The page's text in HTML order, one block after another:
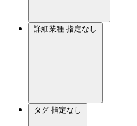
詳細業種 指定なし
タグ 指定なし